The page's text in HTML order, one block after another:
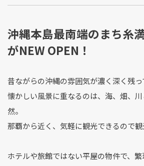
沖縄本島最南端のまち糸
がNEW OPEN！
昔ながらの沖縄の雰囲気が濃く深く残っ
懐かしい風景に重なるのは、海、畑、
然。
那覇から近く、気軽に観光できるので観
ホテルや旅館ではない平屋の物件で、